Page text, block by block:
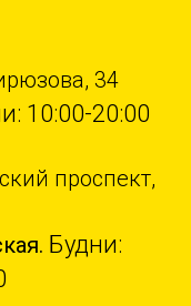
34
10:00-20:00
проспект,
Будни: